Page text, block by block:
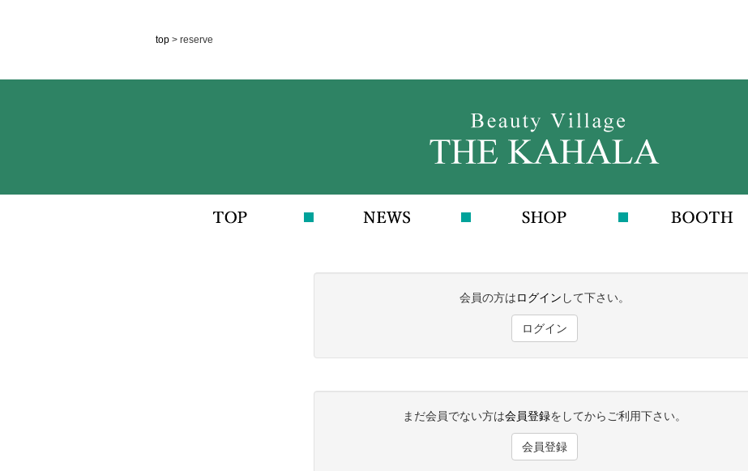
top > reserve
会員の方はログイン して下さい。
ログイン
まだ会員でない方は会員登録をしてからご利用下さい。
会員登録